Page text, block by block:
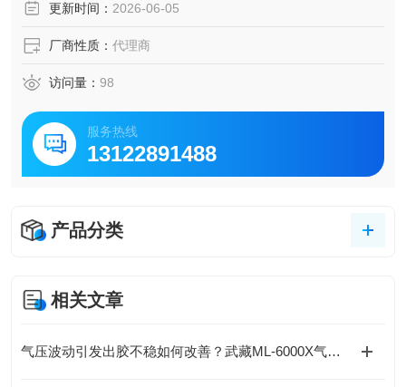
流量计等，同时还有针对半导体行业的专用流量计（一次性
更新时间： 2026-06-05
厂商性质： 代理商
访问量： 98
服务热线
13122891488
产品分类
相关文章
气压波动引发出胶不稳如何改善？武藏ML-6000X气动脉冲稳定回路